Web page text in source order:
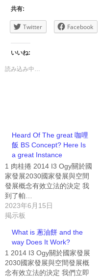
共有:
Twitter Facebook
いいね:
読み込み中…
Heard Of The great 咖哩
飯 BS Concept? Here Is
a great Instance
1 肉桂捲 2014 I3 Ogy關於國
家發展2030國家發展與空間
發展概念有效立法的決定 我
到了帕…
2023年6月15日
掲示板
What is 蔥油餅 and the
way Does It Work?
1 2014 I3 Ogy關於國家發展
2030國家發展與空間發展概
念有效立法的決定 我們立即